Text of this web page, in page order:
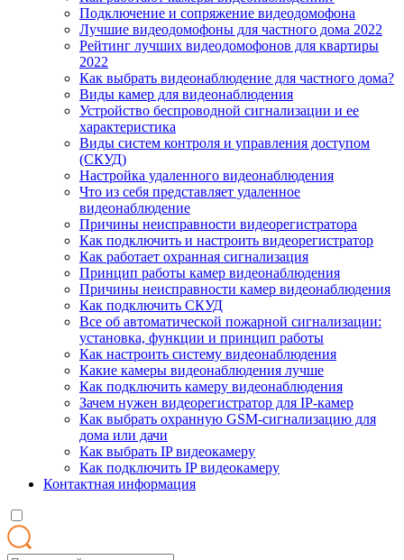
Подключение и сопряжение видеодомофона
Лучшие видеодомофоны для частного дома 2022
Рейтинг лучших видеодомофонов для квартиры
2022
Как выбрать видеонаблюдение для частного дома?
Виды камер для видеонаблюдения
Устройство беспроводной сигнализации и ее
характеристика
Виды систем контроля и управления доступом
(СКУД)
Настройка удаленного видеонаблюдения
Что из себя представляет удаленное
видеонаблюдение
Причины неисправности видеорегистратора
Как подключить и настроить видеорегистратор
Как работает охранная сигнализация
Принцип работы камер видеонаблюдения
Причины неисправности камер видеонаблюдения
Как подключить СКУД
Все об автоматической пожарной сигнализации:
установка, функции и принцип работы
Как настроить систему видеонаблюдения
Какие камеры видеонаблюдения лучше
Как подключить камеру видеонаблюдения
Зачем нужен видеорегистратор для IP-камер
Как выбрать охранную GSM-сигнализацию для
дома или дачи
Как выбрать IP видеокамеру
Как подключить IP видеокамеру
Контактная информация